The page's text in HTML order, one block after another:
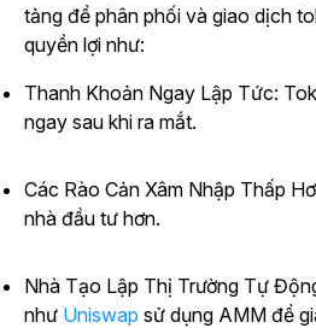
tảng để phân phối và giao dịch
quyền lợi như:
Thanh Khoản Ngay Lập Tức:
ngay sau khi ra mắt.
Các Rào Cản Xâm Nhập Thấp
nhà đầu tư hơn.
Nhà Tạo Lập Thị Trường Tự
như Uniswap sử dụng AMM để